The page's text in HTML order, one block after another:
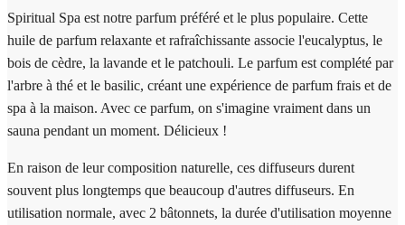
Spiritual Spa est notre parfum préféré et le plus populaire. Cette
huile de parfum relaxante et rafraîchissante associe l'eucalyptus, le
bois de cèdre, la lavande et le patchouli. Le parfum est complété par
l'arbre à thé et le basilic, créant une expérience de parfum frais et de
spa à la maison. Avec ce parfum, on s'imagine vraiment dans un
sauna pendant un moment. Délicieux !
En raison de leur composition naturelle, ces diffuseurs durent
souvent plus longtemps que beaucoup d'autres diffuseurs. En
utilisation normale, avec 2 bâtonnets, la durée d'utilisation moyenne